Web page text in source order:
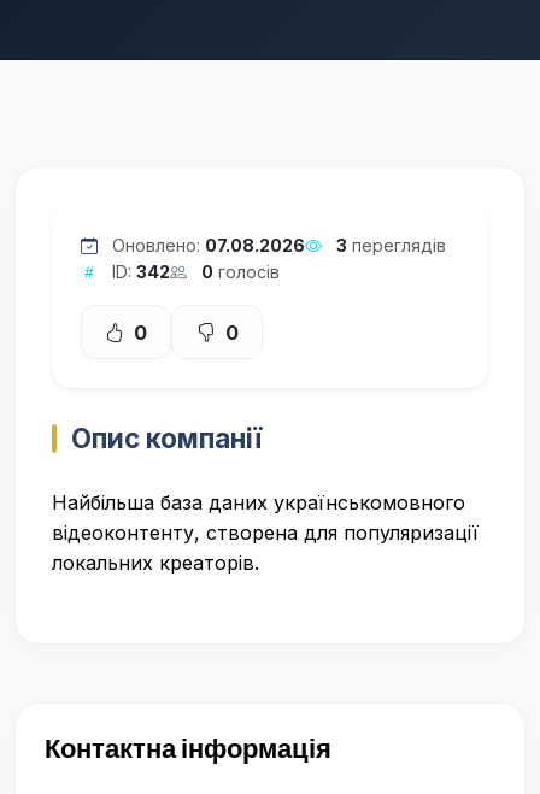
Оновлено: 07.08.2026 3 переглядів
ID: 342 0 голосів
0 0
Опис компанії
Найбільша база даних українськомовного
відеоконтенту, створена для популяризації
локальних креаторів.
Контактна інформація